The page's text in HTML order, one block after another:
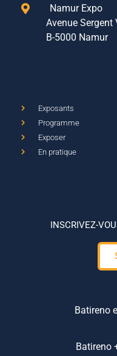
Namur Expo
Avenue
B-5000 Namur
Exposants
Programme
Exposer
En pratique
INSCRIVEZ-
Batireno
Batireno